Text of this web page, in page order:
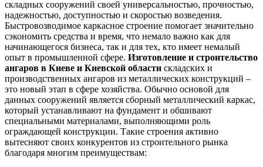
складных сооружений своей универсальностью, прочностью,
надежностью, доступностью и скоростью возведения.
Быстровозводимое каркасное строение помогает значительно
сэкономить средства и время, что немало важно как для
начинающегося бизнеса, так и для тех, кто имеет немалый
опыт в промышленной сфере. Изготовление и строительство
ангаров в Киеве и Киевской области складских и
производственных ангаров из металлических конструкций –
это новый этап в сфере хозяйства. Обычно основой для
данных сооружений является сборный металлический каркас,
который устанавливают на фундамент и обшивают
специальными материалами, выполняющими роль
ограждающей конструкции. Такие строения активно
вытесняют своих конкурентов из строительного рынка
благодаря многим преимуществам: